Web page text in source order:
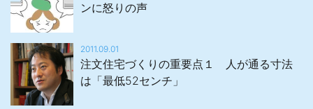
ンに怒りの声
2011.09.01
注文住宅づくりの重要点１ 人が通る寸法
は「最低52センチ」